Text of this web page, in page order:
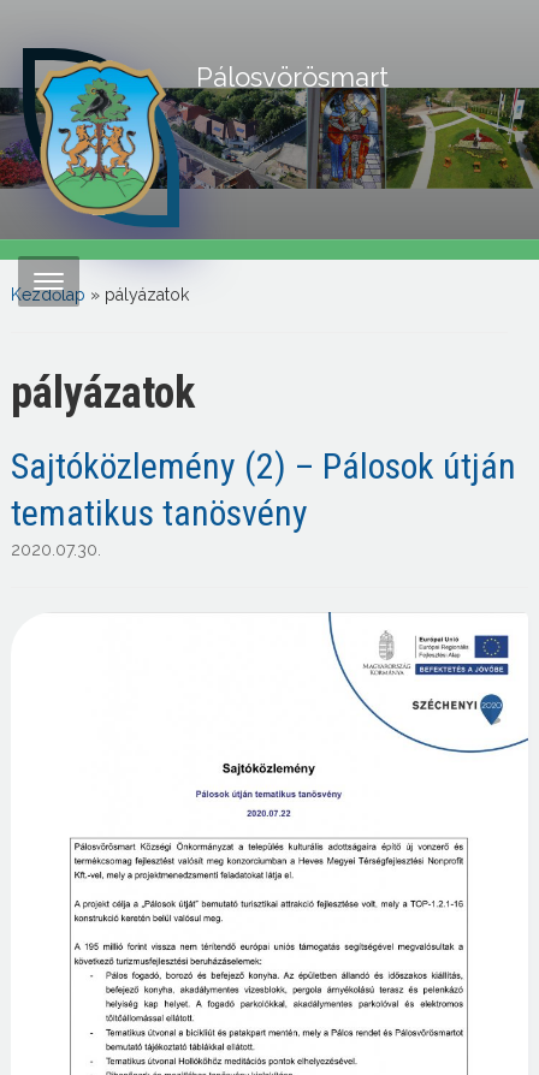
Pálosvörösmart
Kezdőlap » pályázatok
pályázatok
Sajtóközlemény (2) – Pálosok útján
tematikus tanösvény
2020.07.30.